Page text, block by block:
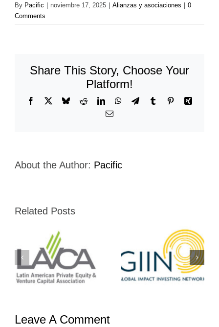
By Pacific noviembre 17, 2025 Alianzas y asociaciones
0
Comments
Share This Story, Choose Your
Platform!
Facebook BlueskyRedditLinkedInWhatsApp
TelegramTumblr PinterestXing
Email
About the Author: Pacific
Related Posts
GIIN
Yo-
Leave A Comment